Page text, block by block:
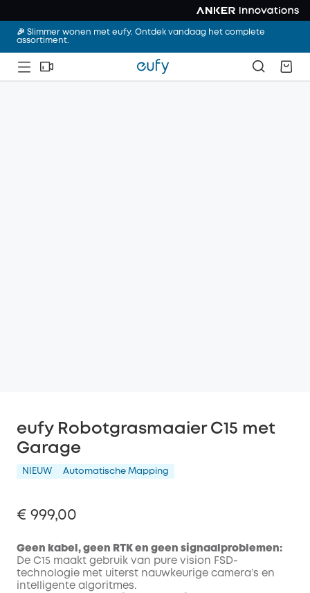
🎉 Slimmer wonen met eufy. Ontdek vandaag het complete
assortiment.
eufy Robotgrasmaaier C15 met
Garage
NIEUW Automatische Mapping
€ 999,00
Geen kabel, geen RTK en geen signaalproblemen:
De C15 maakt gebruik van pure vision FSD-
technologie met uiterst nauwkeurige camera’s en
intelligente algoritmes.